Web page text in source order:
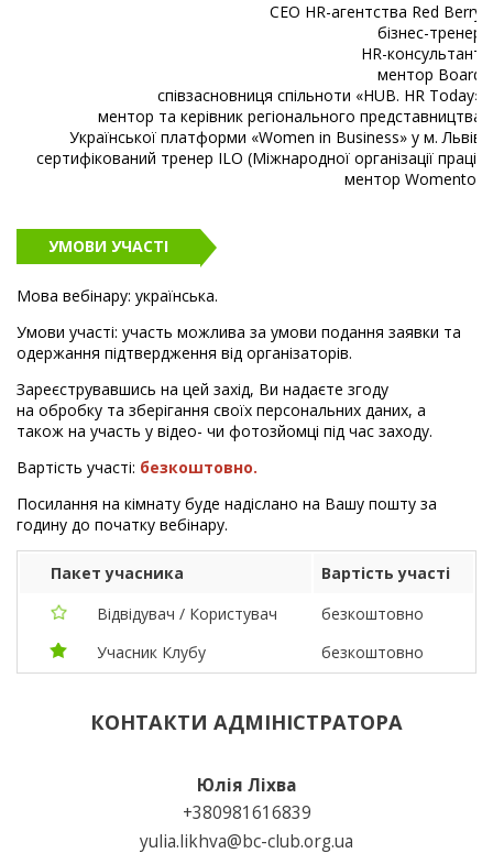
CEO HR-агентства Red Berry
бізнес-тренер
HR-консультант
ментор Board
співзасновниця спільноти «HUB. HR Today»
ментор та керівник регіонального представництва
Української платформи «Women in Business» у м. Львів
сертифікований тренер ILO (Міжнародної організації праці)
ментор Womentor
УМОВИ УЧАСТІ
Мова вебінару: українська.
Умови участі: участь можлива за умови подання заявки та
одержання підтвердження від організаторів.
Зареєструвавшись на цей захід, Ви надаєте згоду
на обробку та зберігання своїх персональних даних, а
також на участь у відео- чи фотозйомці під час заходу.
Вартість участі: безкоштовно.
Посилання на кімнату буде надіслано на Вашу пошту за
годину до початку вебінару.
Пакет учасника
Вартість участі
Відвідувач / Користувач
безкоштовно
Учасник Клубу
безкоштовно
КОНТАКТИ АДМІНІСТРАТОРА
Юлія Ліхва
+380981616839
yulia.likhva@bc-club.org.ua